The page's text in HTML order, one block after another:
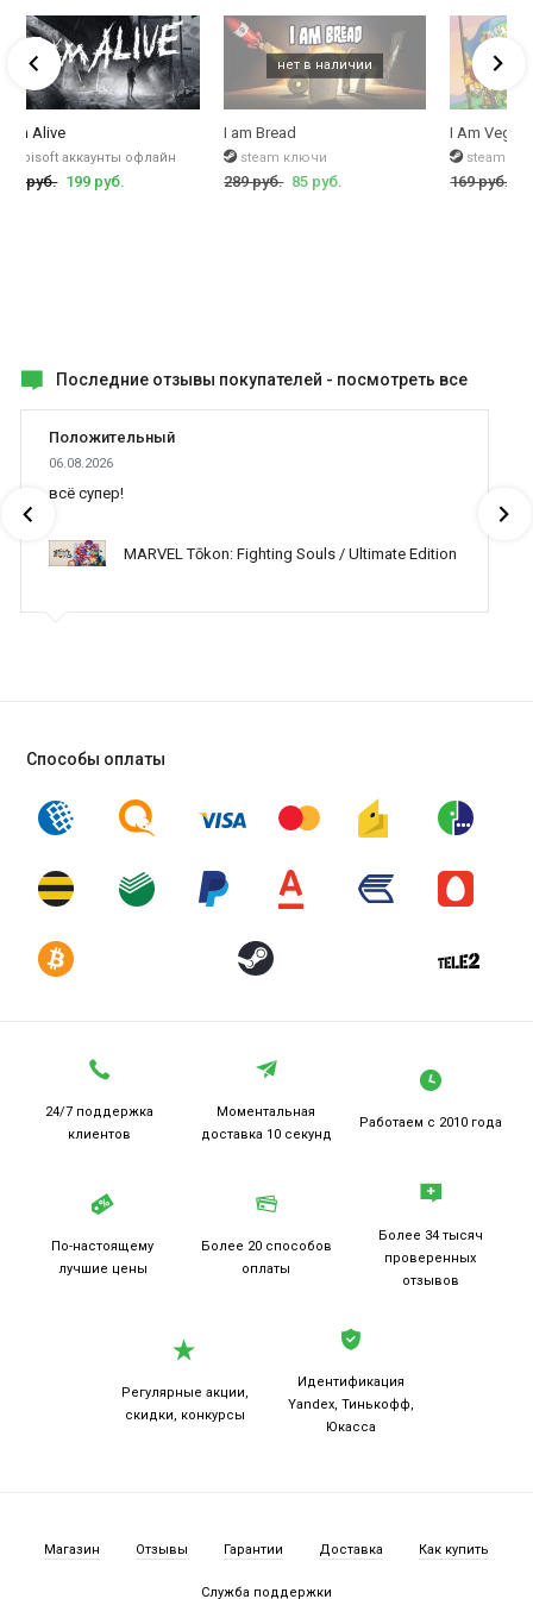
Am Alive
ubisoft аккаунты офлайн
руб. 199 руб.
I am Bread
steam ключи
289 руб. 85 руб.
I Am
steam
169 руб.
Последние отзывы покупателей - посмотреть все
Положительный
06.08.2026
всё супер!
MARVEL Tōkon: Fighting Souls / Ultimate Edition
Способы оплаты
24/7 поддержка
клиентов
Моментальная
доставка 10 секунд
Работаем с 2010 года
По-настоящему
лучшие цены
Более 20 способов
оплаты
Более 34 тысяч
проверенных
отзывов
Регулярные акции,
скидки, конкурсы
Идентификация
Yandex, Тинькофф,
Юкасса
Магазин Отзывы Гарантии Доставка Как купить
Служба поддержки